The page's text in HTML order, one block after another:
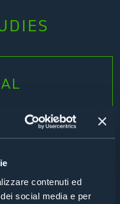
contenuti ed
social media e per
serial numbers of
room equipment?